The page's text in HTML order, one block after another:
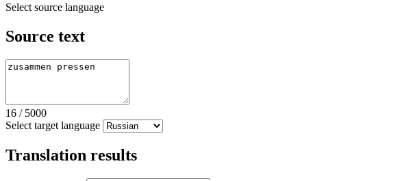
Select source language
Source text
16 / 5000
Select target language
Translation results